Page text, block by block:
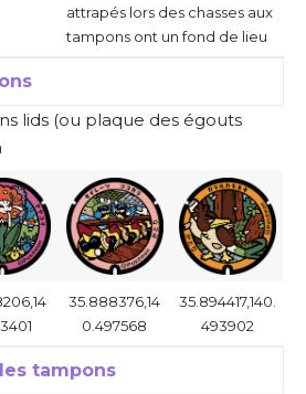
attrapés lors des chasses aux
tampons ont un fond de lieu
lids (ou plaque des égouts
35.888376,14
0.497568
35.894417,140.
493902
tampons